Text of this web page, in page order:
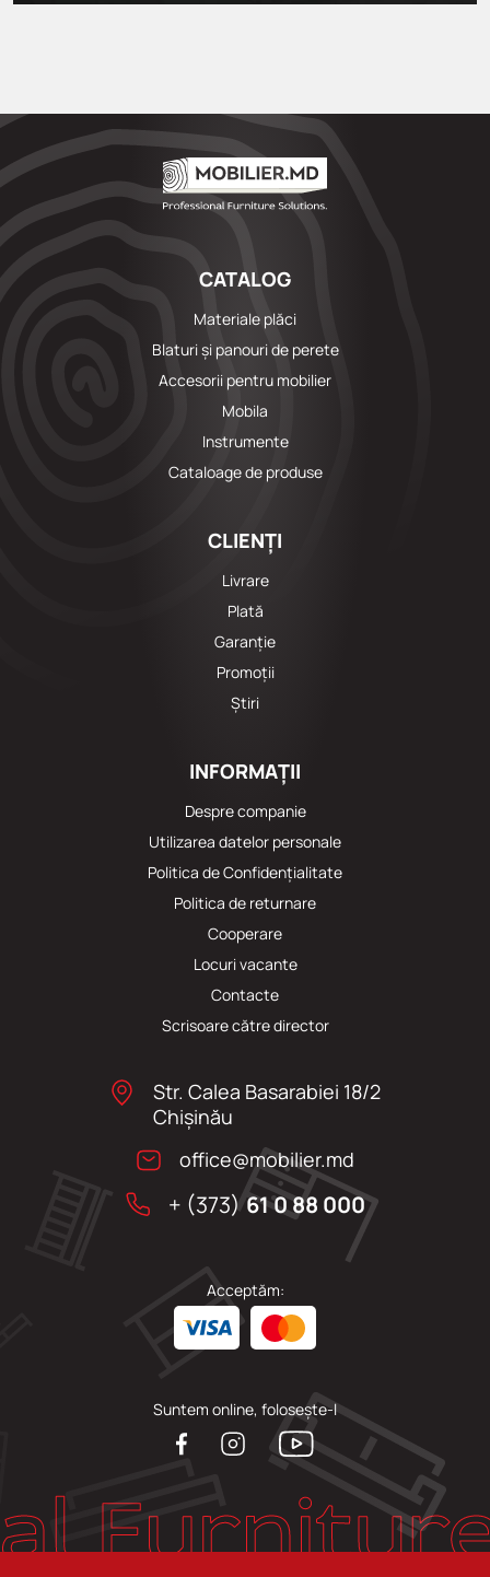
CATALOG
Materiale plăci
Blaturi și panouri de perete
Accesorii pentru mobilier
Mobila
Instrumente
Cataloage de produse
CLIENȚI
Livrare
Plată
Garanție
Promoții
Știri
INFORMAȚII
Despre companie
Utilizarea datelor personale
Politica de Confidențialitate
Politica de returnare
Cooperare
Locuri vacante
Сontacte
Scrisoare către director
Str. Calea Basarabiei 18/2
Chişinău
office@mobilier.md
+ (373)61 0 88 000
Acceptăm:
Suntem online, folosește-l